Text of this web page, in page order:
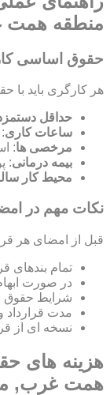
منطقه
حقوق اساسی
هر کارگری باید با
حداقل
ساعات کاری
مرخصی ها:
بیمه درمانی:
محیط کار
نکات مهم در
قبل از امضای هر
تمام بندهای
در صورت
شرایط حقوق
مدت قرارداد
نسخه ای از
هزینه های
همت غرب,